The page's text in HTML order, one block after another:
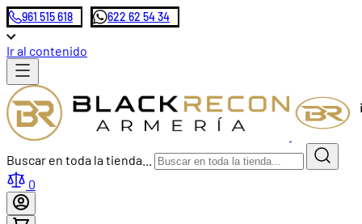
961 515 618 622 62 54 34
Ir al contenido
Buscar en toda la tienda...
0